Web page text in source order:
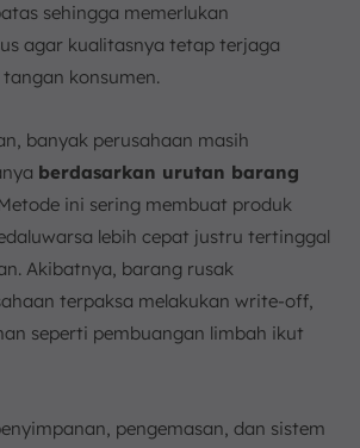
Barang Perishable Agar Tetap Aman
Khusus dan Sesuai Standar
Alat Pengendali Suhu atau Bahan
Bahan Penyerap Kelembapan
dan Stiker Instruksi yang Jelas
Isi Ruang Kosong dan Jangan Packing
sehingga memerlukan
agar kualitasnya tetap terjaga
konsumen.
banyak perusahaan masih
berdasarkan urutan barang
ini sering membuat produk
lebih cepat justru tertinggal
Akibatnya, barang rusak
terpaksa melakukan write-off,
seperti pembuangan limbah ikut
pengemasan, dan sistem